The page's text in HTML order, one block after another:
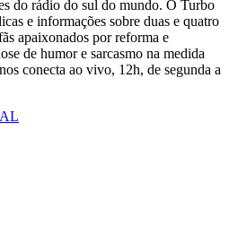
do rádio do sul do mundo. O Turbo
e informações sobre duas e quatro
apaixonados por reforma e
de humor e sarcasmo na medida
conecta ao vivo, 12h, de segunda a